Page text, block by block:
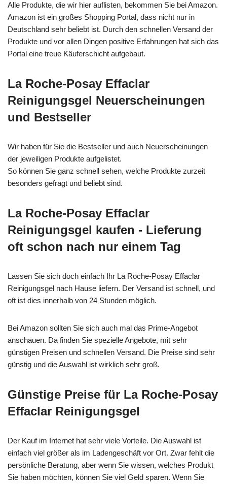
Alle Produkte, die wir hier auflisten, bekommen Sie bei Amazon.
Amazon ist ein großes Shopping Portal, dass nicht nur in
Deutschland sehr beliebt ist. Durch den schnellen Versand der
Produkte und vor allen Dingen positive Erfahrungen hat sich das
Portal eine treue Käuferschicht aufgebaut.
La Roche-Posay Effaclar
Reinigungsgel Neuerscheinungen
und Bestseller
Wir haben für Sie die Bestseller und auch Neuerscheinungen
der jeweiligen Produkte aufgelistet.
So können Sie ganz schnell sehen, welche Produkte zurzeit
besonders gefragt und beliebt sind.
La Roche-Posay Effaclar
Reinigungsgel kaufen - Lieferung
oft schon nach nur einem Tag
Lassen Sie sich doch einfach Ihr La Roche-Posay Effaclar
Reinigungsgel nach Hause liefern. Der Versand ist schnell, und
oft ist dies innerhalb von 24 Stunden möglich.
Bei Amazon sollten Sie sich auch mal das Prime-Angebot
anschauen. Da finden Sie spezielle Angebote, mit sehr
günstigen Preisen und schnellen Versand. Die Preise sind sehr
günstig und die Auswahl ist wirklich sehr groß.
Günstige Preise für La Roche-Posay
Effaclar Reinigungsgel
Der Kauf im Internet hat sehr viele Vorteile. Die Auswahl ist
einfach viel größer als im Ladengeschäft vor Ort. Zwar fehlt die
persönliche Beratung, aber wenn Sie wissen, welches Produkt
Sie haben möchten, können Sie viel Geld sparen. Wenn Sie